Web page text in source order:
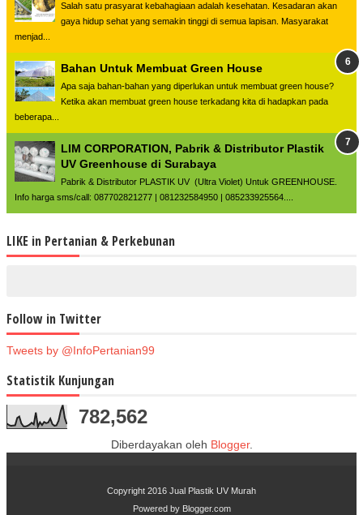
Salah satu prasyarat kebahagiaan adalah kesehatan. Kesadaran akan
gaya hidup sehat yang semakin tinggi di semua lapisan. Masyarakat
menjad...
Bahan Untuk Membuat Green House
Apa saja bahan-bahan yang diperlukan untuk membuat green house?
Ketika akan membuat green house terkadang kita di hadapkan pada
beberapa...
LIM CORPORATION, Pabrik & Distributor Plastik
UV Greenhouse di Surabaya
Pabrik & Distributor PLASTIK UV (Ultra Violet) Untuk GREENHOUSE.
Info harga sms/call: 087702821277 | 081232584950 | 085233925564....
LIKE in Pertanian & Perkebunan
Follow in Twitter
Tweets by @InfoPertanian99
Statistik Kunjungan
782,562
Diberdayakan oleh Blogger.
Copyright 2016 Jual Plastik UV Murah
Powered by Blogger.com